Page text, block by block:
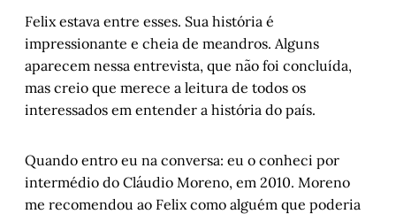
Felix estava entre esses. Sua história é
impressionante e cheia de meandros. Alguns
aparecem nessa entrevista, que não foi concluída,
mas creio que merece a leitura de todos os
interessados em entender a história do país.
Quando entro eu na conversa: eu o conheci por
intermédio do Cláudio Moreno, em 2010. Moreno
me recomendou ao Felix como alguém que poderia